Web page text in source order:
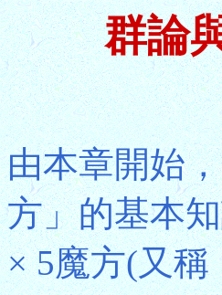
群論
由本章開始
方」的基本
× 5魔方(又稱